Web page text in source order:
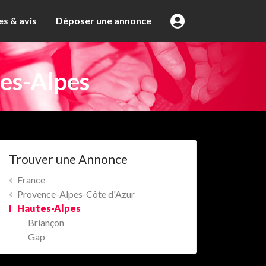
& avis Déposer une annonce
Alpes
Trouver une Annonce
France
Provence-Alpes-Côte d'Azur
Hautes-Alpes
Briançon
Gap